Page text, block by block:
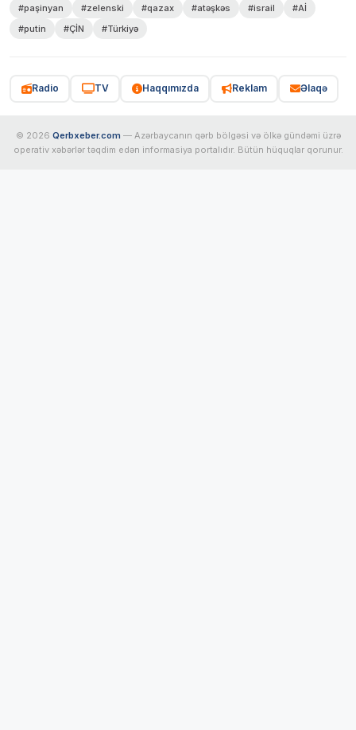
#paşinyan #zelenski #qazax #atəşkəs #israil
#Aİ
#putin
#ÇİN #Türkiyə
Radio TV Haqqımızda Reklam Əlaqə
© 2026 Qerbxeber.com — Azərbaycanın qərb bölgəsi və ölkə gündəmi üzrə
operativ xəbərlər təqdim edən informasiya portalıdır. Bütün hüquqlar qorunur.